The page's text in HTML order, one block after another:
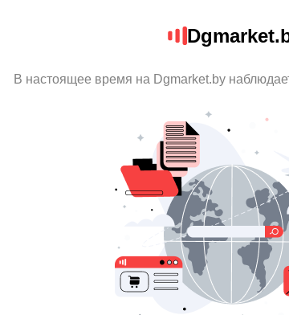
В настоящее время на Dgmarket.by